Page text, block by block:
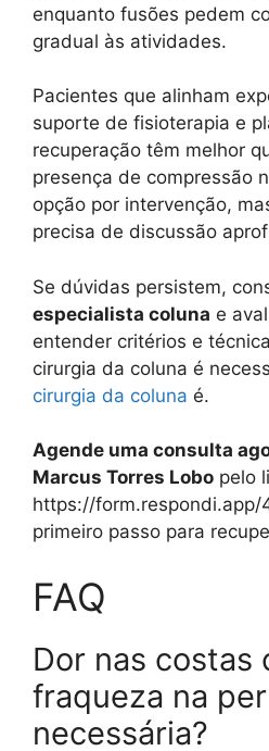
enquanto fusões pedem
gradual às atividades.
Pacientes que alinham
suporte de fisioterapia e
recuperação têm melhor
presença de compressão
opção por intervenção,
precisa de discussão
Se dúvidas persistem,
especialista coluna e
entender critérios e
cirurgia da coluna é
cirurgia da coluna é.
Agende uma consulta
Marcus Torres Lobo pelo
https://form.respondi.app/
primeiro passo para
FAQ
Dor nas costas
fraqueza na
necessária?